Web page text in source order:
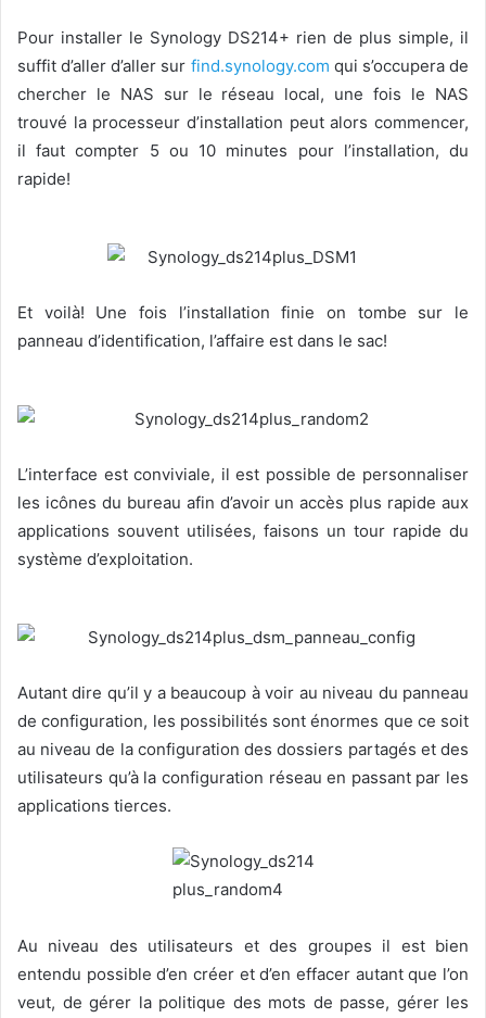
Pour installer le Synology DS214+ rien de plus simple, il
suffit d’aller d’aller sur find.synology.com qui s’occupera de
chercher le NAS sur le réseau local, une fois le NAS
trouvé la processeur d’installation peut alors commencer,
il faut compter 5 ou 10 minutes pour l’installation, du
rapide!
Et voilà! Une fois l’installation finie on tombe sur le
panneau d’identification, l’affaire est dans le sac!
L’interface est conviviale, il est possible de personnaliser
les icônes du bureau afin d’avoir un accès plus rapide aux
applications souvent utilisées, faisons un tour rapide du
système d’exploitation.
Autant dire qu’il y a beaucoup à voir au niveau du panneau
de configuration, les possibilités sont énormes que ce soit
au niveau de la configuration des dossiers partagés et des
utilisateurs qu’à la configuration réseau en passant par les
applications tierces.
Au niveau des utilisateurs et des groupes il est bien
entendu possible d’en créer et d’en effacer autant que l’on
veut, de gérer la politique des mots de passe, gérer les